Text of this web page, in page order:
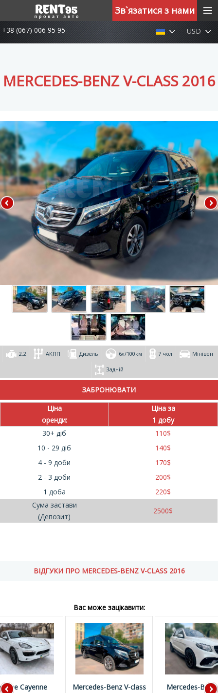
+38 (067) 006 95 95 USD
MERCEDES-BENZ V-CLASS 2016
2.2 АКПП Дизель 6л/100км 7 чол Мінівен
Задній
Ціна
оренди:
Ціна за
1 добу
30+ діб
110$
10 - 29 діб
140$
4 - 9 доби
170$
2 - 3 доби
200$
1 доба
220$
Сума застави
(Депозит)
2500$
ВІДГУКИ ПРО MERCEDES-BENZ V-CLASS 2016
Вас може зацікавити:
Cayenne
Mercedes-Benz V-class
Mercedes-Benz
Зв`язатися з нами ≡